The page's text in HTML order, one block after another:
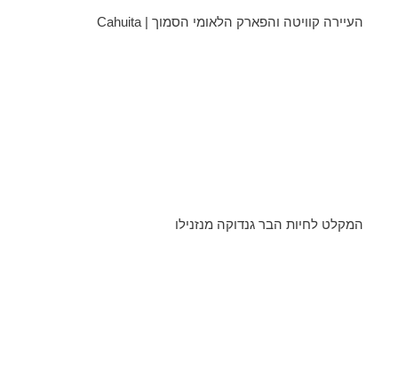
העיירה קוויטה והפארק הלאומי הסמוך | Cahuita
המקלט לחיות הבר גנדוקה מנזנילו